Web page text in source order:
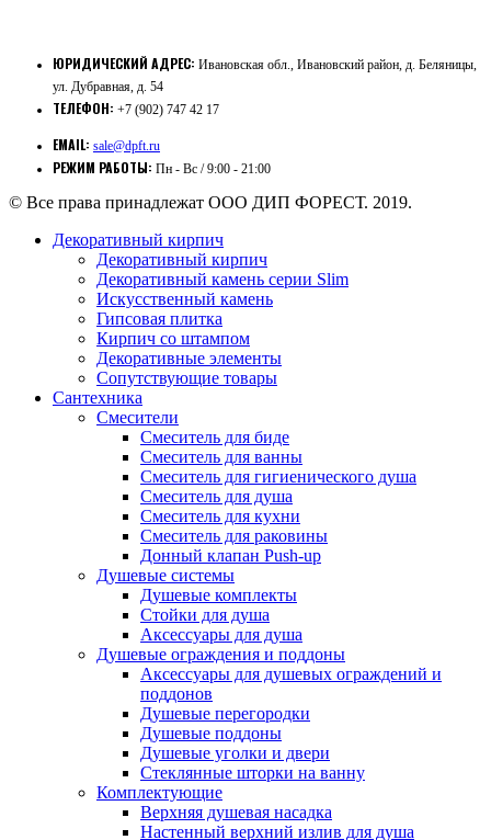
ЮРИДИЧЕСКИЙ АДРЕС: Ивановская обл., Ивановский район, д. Беляницы,
ул. Дубравная, д. 54
ТЕЛЕФОН: +7 (902) 747 42 17
EMAIL: sale@dpft.ru
РЕЖИМ РАБОТЫ: Пн - Вс / 9:00 - 21:00
© Все права принадлежат ООО ДИП ФОРЕСТ. 2019.
Декоративный кирпич
Декоративный кирпич
Декоративный камень серии Slim
Искусственный камень
Гипсовая плитка
Кирпич со штампом
Декоративные элементы
Сопутствующие товары
Сантехника
Смесители
Смеситель для биде
Смеситель для ванны
Смеситель для гигиенического душа
Смеситель для душа
Смеситель для кухни
Смеситель для раковины
Донный клапан Push-up
Душевые системы
Душевые комплекты
Стойки для душа
Аксессуары для душа
Душевые ограждения и поддоны
Аксессуары для душевых ограждений и
поддонов
Душевые перегородки
Душевые поддоны
Душевые уголки и двери
Стеклянные шторки на ванну
Комплектующие
Верхняя душевая насадка
Настенный верхний излив для душа